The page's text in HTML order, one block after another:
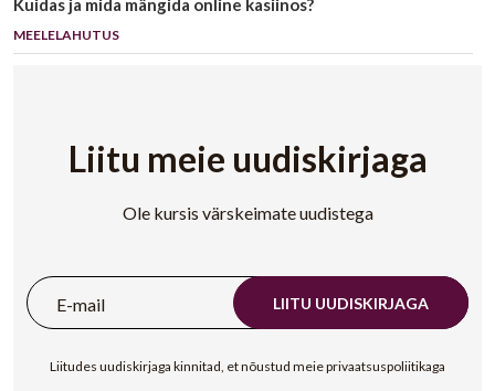
Kuidas ja mida mängida online kasiinos?
MEELELAHUTUS
Liitu meie uudiskirjaga
Ole kursis värskeimate uudistega
LIITU UUDISKIRJAGA
Liitudes uudiskirjaga kinnitad, et nõustud meie privaatsuspoliitikaga